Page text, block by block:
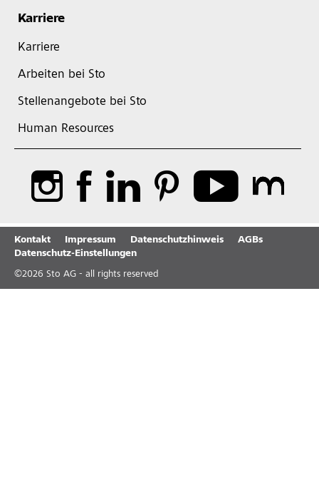
Karriere
Karriere
Arbeiten bei Sto
Stellenangebote bei Sto
Human Resources
Kontakt Impressum Datenschutzhinweis
AGBs
Datenschutz-Einstellungen
©2026 Sto AG - all rights reserved